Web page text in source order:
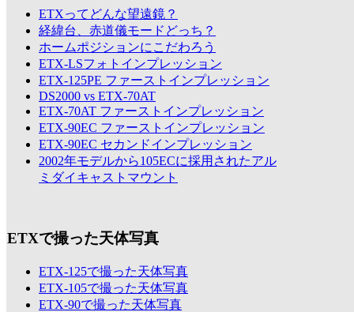
ETXってどんな望遠鏡？
経緯台、赤道儀モードどっち？
ホームポジションにこだわろう
ETX-LSフォトインプレッション
ETX-125PE ファーストインプレッション
DS2000 vs ETX-70AT
ETX-70AT ファーストインプレッション
ETX-90EC ファーストインプレッション
ETX-90EC セカンドインプレッション
2002年モデルから105ECに採用されたアル
ミダイキャストマウント
ETXで撮った天体写真
ETX-125で撮った天体写真
ETX-105で撮った天体写真
ETX-90で撮った天体写真